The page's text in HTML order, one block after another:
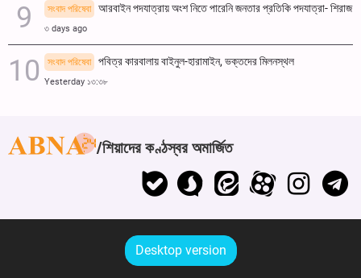
সংবাদ পরিষেবা আরবাইন পদযাত্রায় অংশ নিতে পারেনি জনতার প্রতিকি পদযাত্রা- শিরাজ
৩ days ago
সংবাদ পরিষেবা পবিত্র কারবালায় বাইনুল-হারামাইন, ভক্তদের মিলনস্থল
Yesterday ১৩:৩৮
শিয়াদের কণ্ঠস্বর অমার্জিত
Desktop version